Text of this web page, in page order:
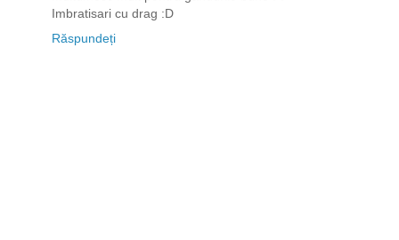
Imbratisari cu drag :D
Răspundeți